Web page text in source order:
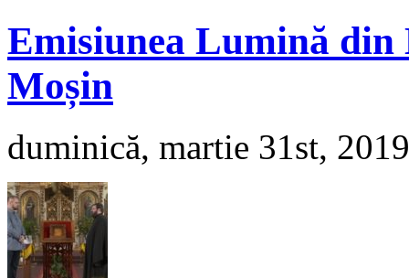
Emisiunea Lumină
Moșin
duminică, martie 31st, 2019